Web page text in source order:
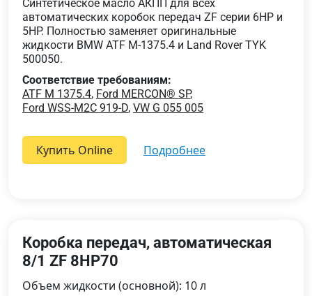
Синтетическое масло АКПП для всех
автоматических коробок передач ZF серии 6HP и
5HP. Полностью заменяет оригинальные
жидкости BMW ATF M-1375.4 и Land Rover TYK
500050.
Соответствие требованиям:
ATF M 1375.4, Ford MERCON® SP,
Ford WSS-M2C 919-D, VW G 055 005
Купить Online подробнее
Коробка передач, автоматическая
8/1 ZF 8HP70
Объем жидкости (основной): 10 л